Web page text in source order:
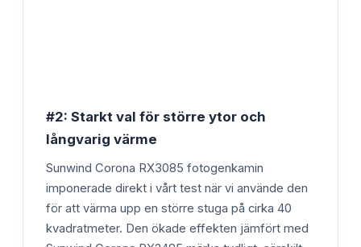
#2: Starkt val för större ytor och
långvarig värme
Sunwind Corona RX3085 fotogenkamin
imponerade direkt i vårt test när vi använde den
för att värma upp en större stuga på cirka 40
kvadratmeter. Den ökade effekten jämfört med